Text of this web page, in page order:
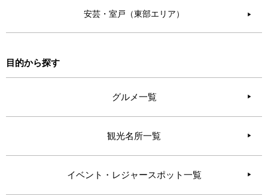
安芸・室戸（東部エリア） ▶︎
目的から探す
グルメ一覧
観光名所一覧
イベント・レジャースポット一覧